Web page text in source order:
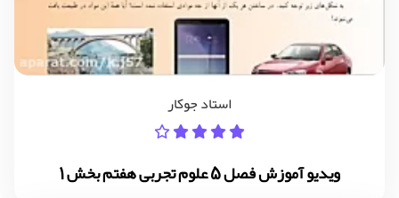
استاد جوکار
ویدیو آموزش فصل 5 علوم تجربی هفتم بخش 1